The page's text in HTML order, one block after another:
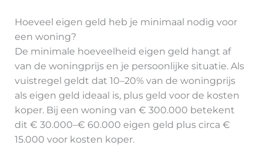
Hoeveel eigen geld heb je minimaal nodig voor
een woning?
De minimale hoeveelheid eigen geld hangt af
van de woningprijs en je persoonlijke situatie. Als
vuistregel geldt dat 10–20% van de woningprijs
als eigen geld ideaal is, plus geld voor de kosten
koper. Bij een woning van € 300.000 betekent
dit € 30.000–€ 60.000 eigen geld plus circa €
15.000 voor kosten koper.